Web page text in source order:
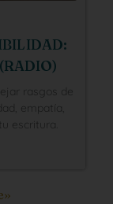
rasgos de
empatía,
escritura.